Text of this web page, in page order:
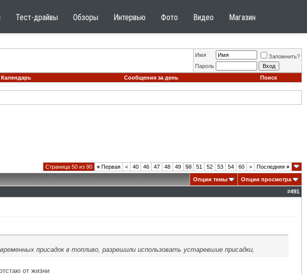
Тест-драйвы Обзоры Интервью Фото Видео Магазин
Имя
Запомнить?
Пароль
Календарь Сообщения за день Поиск
Страница 50 из 90 « Первая < 40 46 47 48 49 50 51 52 53 54 60 > Последняя »
Опции темы
Опции просмотра
#491
присадок в топливо, разрешили использовать устаревшие присадки,
от жизни